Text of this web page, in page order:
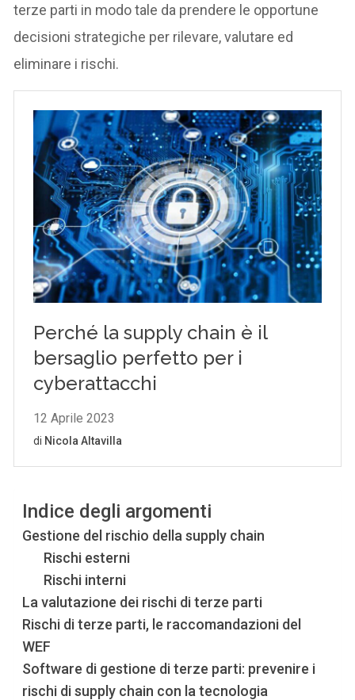
terze parti in modo tale da prendere le opportune
decisioni strategiche per rilevare, valutare ed
eliminare i rischi.
Indice degli argomenti
Gestione del rischio della supply chain
Rischi esterni
Rischi interni
La valutazione dei rischi di terze parti
Rischi di terze parti, le raccomandazioni del
WEF
Software di gestione di terze parti: prevenire i
rischi di supply chain con la tecnologia